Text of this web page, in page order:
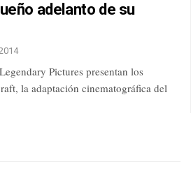
adelanto de su
Pictures presentan los
la adaptación cinematográfica del